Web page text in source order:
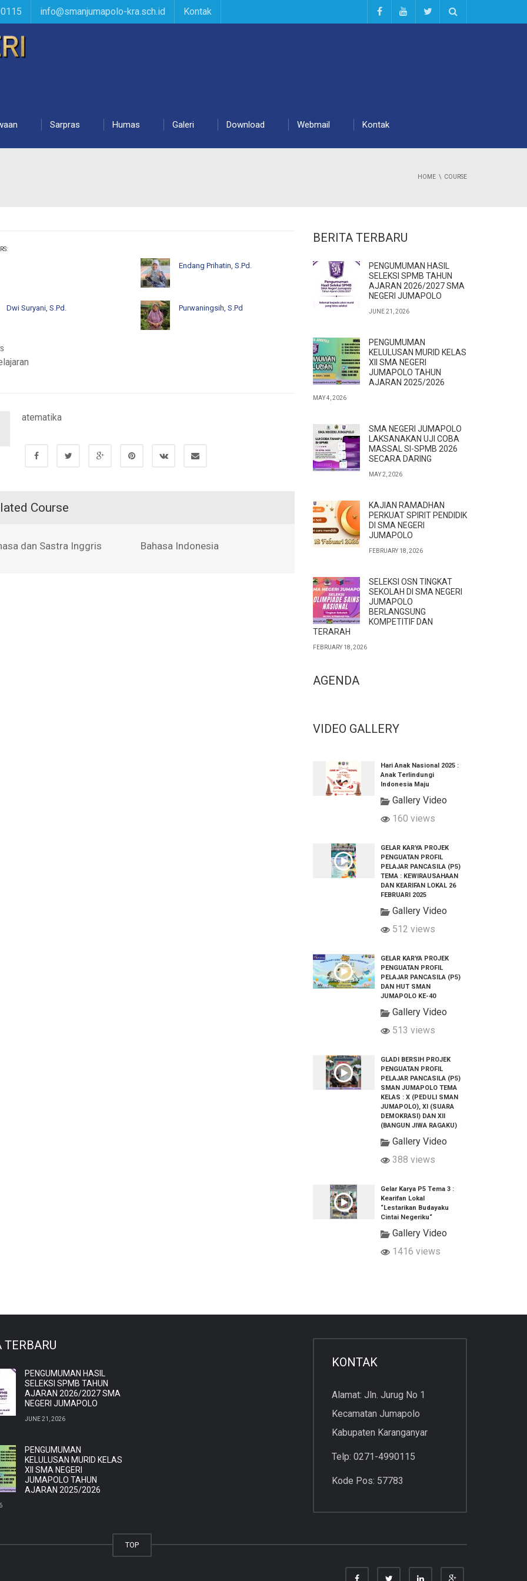
info@smanjumapolo-kra.sch.id Kontak
Sarpras Humas Galeri Download Webmail Kontak
HOME COURSE
Endang Prihatin, S.Pd.
Dwi Suryani, S.Pd. Purwaningsih, S.Pd
atematika
Course
dan Sastra Inggris Bahasa Indonesia
BERITA TERBARU
PENGUMUMAN HASIL
SELEKSI SPMB TAHUN
AJARAN 2026/2027 SMA
NEGERI JUMAPOLO
JUNE 21, 2026
PENGUMUMAN
KELULUSAN MURID KELAS
XII SMA NEGERI
JUMAPOLO TAHUN
AJARAN 2025/2026
MAY 4, 2026
SMA NEGERI JUMAPOLO
LAKSANAKAN UJI COBA
MASSAL SI-SPMB 2026
SECARA DARING
MAY 2, 2026
KAJIAN RAMADHAN
PERKUAT SPIRIT PENDIDIK
DI SMA NEGERI
JUMAPOLO
FEBRUARY 18, 2026
SELEKSI OSN TINGKAT
SEKOLAH DI SMA NEGERI
JUMAPOLO
BERLANGSUNG
KOMPETITIF DAN
TERARAH
FEBRUARY 18, 2026
AGENDA
VIDEO GALLERY
Hari Anak Nasional 2025 :
Anak Terlindungi
Indonesia Maju
Gallery Video
160 views
GELAR KARYA PROJEK
PENGUATAN PROFIL
PELAJAR PANCASILA (P5)
TEMA : KEWIRAUSAHAAN
DAN KEARIFAN LOKAL 26
FEBRUARI 2025
Gallery Video
512 views
GELAR KARYA PROJEK
PENGUATAN PROFIL
PELAJAR PANCASILA (P5)
DAN HUT SMAN
JUMAPOLO KE-40
Gallery Video
513 views
GLADI BERSIH PROJEK
PENGUATAN PROFIL
PELAJAR PANCASILA (P5)
SMAN JUMAPOLO TEMA
KELAS : X (PEDULI SMAN
JUMAPOLO), XI (SUARA
DEMOKRASI) DAN XII
(BANGUN JIWA RAGAKU)
Gallery Video
388 views
Gelar Karya P5 Tema 3 :
Kearifan Lokal
“Lestarikan Budayaku
Cintai Negeriku“
Gallery Video
1416 views
TERBARU
PENGUMUMAN HASIL
SELEKSI SPMB TAHUN
AJARAN 2026/2027 SMA
NEGERI JUMAPOLO
JUNE 21, 2026
PENGUMUMAN
KELULUSAN MURID KELAS
XII SMA NEGERI
JUMAPOLO TAHUN
AJARAN 2025/2026
KONTAK
Alamat: Jln. Jurug No 1
Kecamatan Jumapolo
Kabupaten Karanganyar
Telp: 0271-4990115
Kode Pos: 57783
TOP